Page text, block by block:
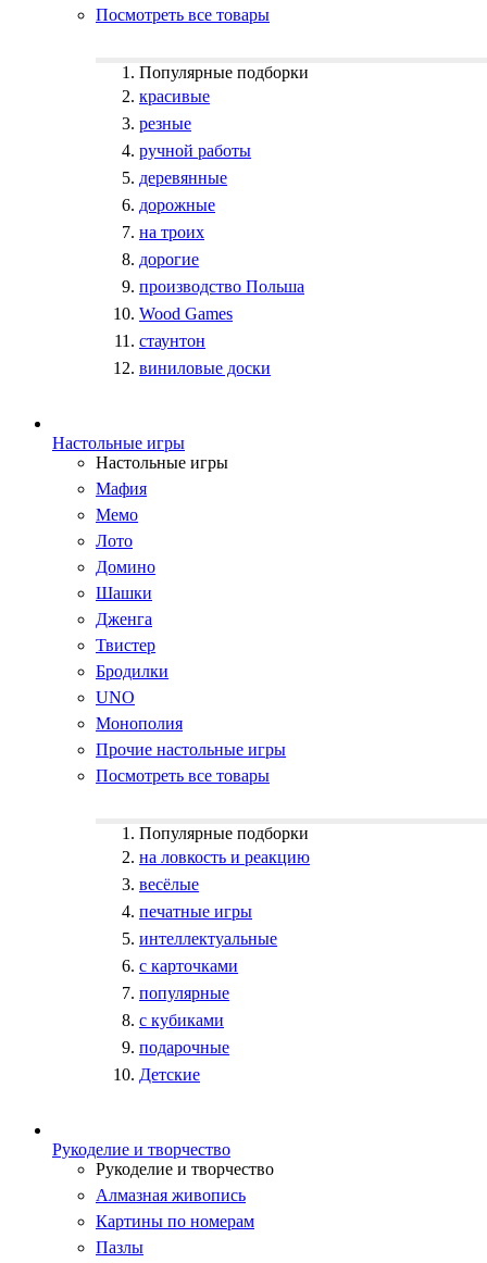
Посмотреть все товары
Популярные подборки
красивые
резные
ручной работы
деревянные
дорожные
на троих
дорогие
производство Польша
Wood Games
стаунтон
виниловые доски
Настольные игры
Настольные игры
Мафия
Мемо
Лото
Домино
Шашки
Дженга
Твистер
Бродилки
UNO
Монополия
Прочие настольные игры
Посмотреть все товары
Популярные подборки
на ловкость и реакцию
весёлые
печатные игры
интеллектуальные
с карточками
популярные
с кубиками
подарочные
Детские
Рукоделие и творчество
Рукоделие и творчество
Алмазная живопись
Картины по номерам
Пазлы